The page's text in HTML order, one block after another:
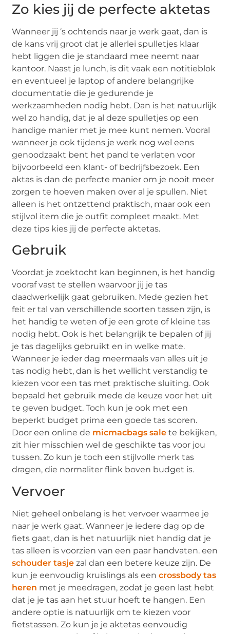
Zo kies jij de perfecte aktetas
Wanneer jij ‘s ochtends naar je werk gaat, dan is
de kans vrij groot dat je allerlei spulletjes klaar
hebt liggen die je standaard mee neemt naar
kantoor. Naast je lunch, is dit vaak een notitieblok
en eventueel je laptop of andere belangrijke
documentatie die je gedurende je
werkzaamheden nodig hebt. Dan is het natuurlijk
wel zo handig, dat je al deze spulletjes op een
handige manier met je mee kunt nemen. Vooral
wanneer je ook tijdens je werk nog wel eens
genoodzaakt bent het pand te verlaten voor
bijvoorbeeld een klant- of bedrijfsbezoek. Een
aktas is dan de perfecte manier om je nooit meer
zorgen te hoeven maken over al je spullen. Niet
alleen is het ontzettend praktisch, maar ook een
stijlvol item die je outfit compleet maakt. Met
deze tips kies jij de perfecte aktetas.
Gebruik
Voordat je zoektocht kan beginnen, is het handig
vooraf vast te stellen waarvoor jij je tas
daadwerkelijk gaat gebruiken. Mede gezien het
feit er tal van verschillende soorten tassen zijn, is
het handig te weten of je een grote of kleine tas
nodig hebt. Ook is het belangrijk te bepalen of jij
je tas dagelijks gebruikt en in welke mate.
Wanneer je ieder dag meermaals van alles uit je
tas nodig hebt, dan is het wellicht verstandig te
kiezen voor een tas met praktische sluiting. Ook
bepaald het gebruik mede de keuze voor het uit
te geven budget. Toch kun je ook met een
beperkt budget prima een goede tas scoren.
Door een online de micmacbags sale te bekijken,
zit hier misschien wel de geschikte tas voor jou
tussen. Zo kun je toch een stijlvolle merk tas
dragen, die normaliter flink boven budget is.
Vervoer
Niet geheel onbelang is het vervoer waarmee je
naar je werk gaat. Wanneer je iedere dag op de
fiets gaat, dan is het natuurlijk niet handig dat je
tas alleen is voorzien van een paar handvaten. een
schouder tasje zal dan een betere keuze zijn. De
kun je eenvoudig kruislings als eencrossbody tas
heren met je meedragen, zodat je geen last hebt
dat je je tas aan het stuur hoeft te hangen. Een
andere optie is natuurlijk om te kiezen voor
fietstassen. Zo kun je je aktetas eenvoudig